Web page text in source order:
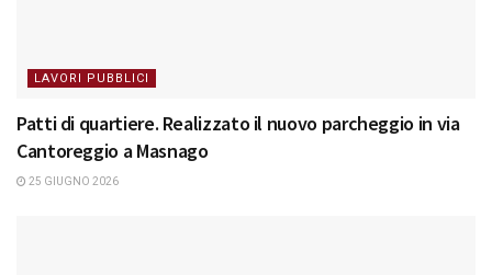
LAVORI PUBBLICI
Patti di quartiere. Realizzato il nuovo parcheggio in via
Cantoreggio a Masnago
25 GIUGNO 2026